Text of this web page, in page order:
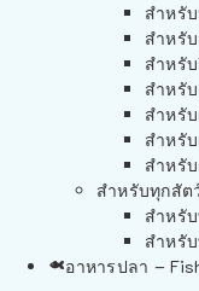
สำหรั
สำหรั
สำหรั
สำหรั
สำหรั
สำหรั
สำหรั
สำหรับทุกสั
สำหรั
สำหรั
อาหารปลา –